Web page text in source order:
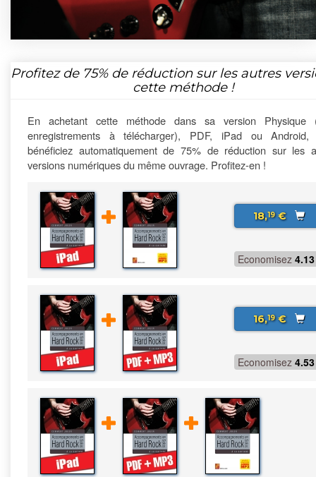
Profitez de 75%de réduction sur les autres
cette méthode !
En achetant cette méthode dans sa version Physique
enregistrements à télécharger), PDF, iPad ou Android,
bénéficiez automatiquement de 75% de réduction sur les
versions numériques du même ouvrage. Profitez-en !
18,19€
Economisez 4.13
16,19€
Economisez 4.53